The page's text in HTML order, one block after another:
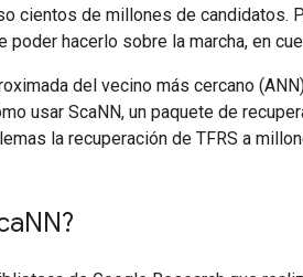
cientos de millones de candidatos.
poder hacerlo sobre la marcha, en
del vecino más cercano
usar ScaNN, un paquete de
la recuperación de TFRS a
NN?